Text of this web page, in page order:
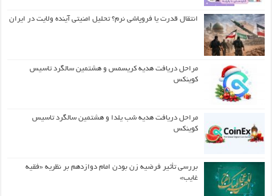
انتقال قدرت یا فروپاشی نرم؟ تحلیل امنیتی آینده ولایت در ایران
مراحل دریافت هدیه کریسمس و هشتمین سالگرد تاسیس
کوینکس
مراحل دریافت هدیه شب یلدا و هشتمین سالگرد تاسیس
کوینکس
بررسی تأثیر فرضیه زن بودن امام دوازدهم بر نظریه «فقیه
غایب»